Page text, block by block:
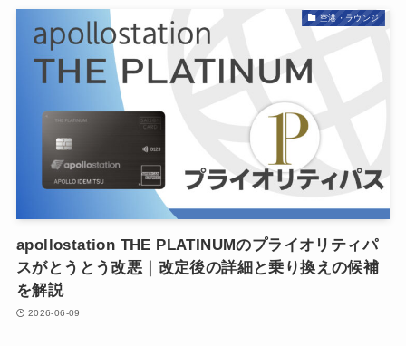
空港・ラウンジ
apollostation THE PLATINUMのプライオリティパ
スがとうとう改悪｜改定後の詳細と乗り換えの候補
を解説
2026-06-09